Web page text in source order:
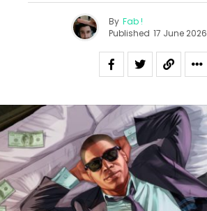
By Fab !
Published 17 June 2026